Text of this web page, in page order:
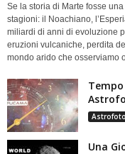
Se la storia di Marte fosse
stagioni: il Noachiano,
miliardi di anni di evoluzione
eruzioni vulcaniche, perdita
mondo arido che osserviamo
Una